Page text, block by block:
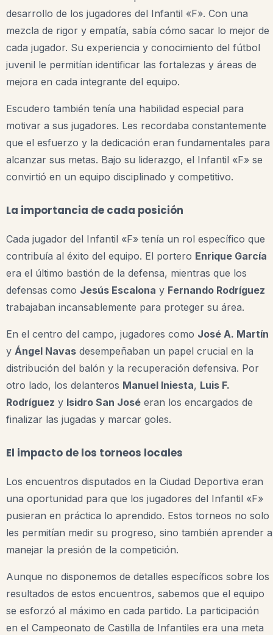
desarrollo de los jugadores del Infantil «F». Con una
mezcla de rigor y empatía, sabía cómo sacar lo mejor de
cada jugador. Su experiencia y conocimiento del fútbol
juvenil le permitían identificar las fortalezas y áreas de
mejora en cada integrante del equipo.
Escudero también tenía una habilidad especial para
motivar a sus jugadores. Les recordaba constantemente
que el esfuerzo y la dedicación eran fundamentales para
alcanzar sus metas. Bajo su liderazgo, el Infantil «F» se
convirtió en un equipo disciplinado y competitivo.
La importancia de cada posición
Cada jugador del Infantil «F» tenía un rol específico que
contribuía al éxito del equipo. El portero Enrique García
era el último bastión de la defensa, mientras que los
defensas como Jesús Escalona y Fernando Rodríguez
trabajaban incansablemente para proteger su área.
En el centro del campo, jugadores como José A. Martín
y Ángel Navas desempeñaban un papel crucial en la
distribución del balón y la recuperación defensiva. Por
otro lado, los delanteros Manuel Iniesta, Luis F.
Rodríguez y Isidro San José eran los encargados de
finalizar las jugadas y marcar goles.
El impacto de los torneos locales
Los encuentros disputados en la Ciudad Deportiva eran
una oportunidad para que los jugadores del Infantil «F»
pusieran en práctica lo aprendido. Estos torneos no solo
les permitían medir su progreso, sino también aprender a
manejar la presión de la competición.
Aunque no disponemos de detalles específicos sobre los
resultados de estos encuentros, sabemos que el equipo
se esforzó al máximo en cada partido. La participación
en el Campeonato de Castilla de Infantiles era una meta